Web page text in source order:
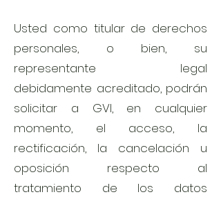
Usted como titular de derechos
personales, o bien, su
representante legal
debidamente acreditado, podrán
solicitar a GVI, en cualquier
momento, el acceso, la
rectificación, la cancelación u
oposición respecto al
tratamiento de los datos